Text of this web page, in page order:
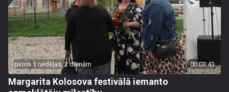
pirms 1 nedēļas, 2 dienām 00:03:43
Margarita Kolosova festivālā iemanto